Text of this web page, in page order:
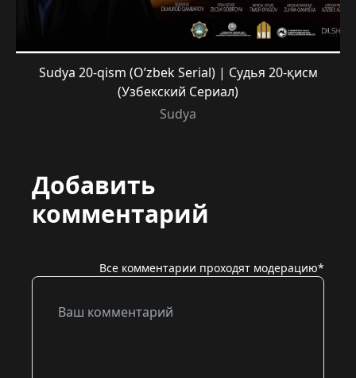
Sudya 20-qism (O’zbek Serial) | Судья 20-қисм
(Узбекский Сериал)
Sudya
Добавить
комментарий
Все комментарии проходят модерацию*